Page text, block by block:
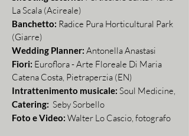
La Scala (Acireale)
Banchetto: Radice Pura Horticultural Park
(Giarre)
Wedding Planner: Antonella Anastasi
Fiori: Euroflora - Arte Floreale Di Maria
Catena Costa, Pietraperzia (EN)
Intrattenimento musicale: Soul Medicine,
Catering: Seby Sorbello
Foto e Video: Walter Lo Cascio, fotografo